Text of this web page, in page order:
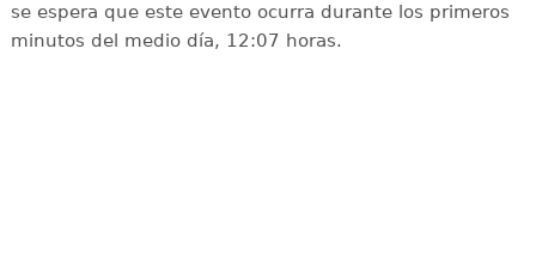
se espera que este evento ocurra durante los primeros
minutos del medio día, 12:07 horas.